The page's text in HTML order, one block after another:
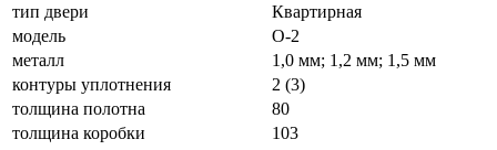
тип двери
Квартирная
модель
О-2
металл
1,0 мм; 1,2 мм; 1,5 мм
контуры уплотнения
2 (3)
толщина полотна
80
толщина коробки
103